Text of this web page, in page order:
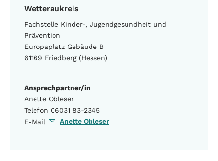
Wetteraukreis
Fachstelle Kinder-, Jugendgesundheit und
Prävention
Europaplatz Gebäude B
61169 Friedberg (Hessen)
Ansprechpartner/in
Anette Obleser
Telefon 06031 83-2345
E-Mail
Anette Obleser